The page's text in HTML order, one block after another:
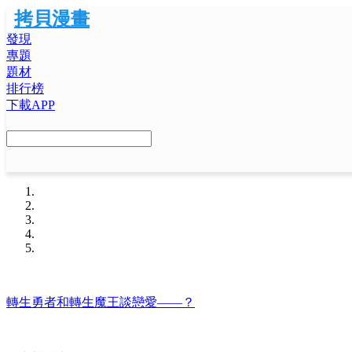
拷貝漫畫
發現
專題
題材
排行榜
下載APP
轉生勇者和轉生魔王談戀愛——？